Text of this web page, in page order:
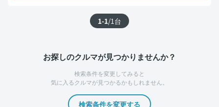
1-1/1台
お探しのクルマが見つかりませんか？
検索条件を変更してみると
気に入るクルマが見つかるかもしれません。
検索条件を変更する